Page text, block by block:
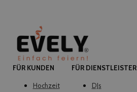
FÜR KUNDEN
Hochzeit
FÜR DIENSTLEISTER
DJs